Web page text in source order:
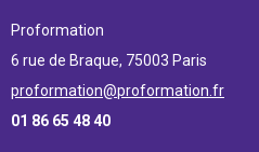
Proformation
6 rue de Braque, 75003 Paris
proformation@proformation.fr
01 86 65 48 40